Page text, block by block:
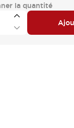
la quantité